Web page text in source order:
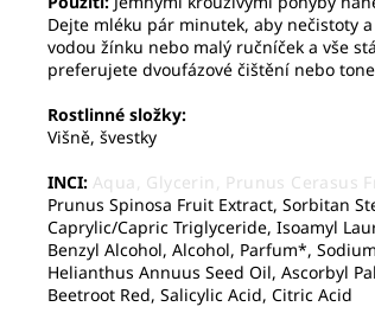
Dejte mléku pár minutek, aby nečistoty
vodou žínku nebo malý ručníček a vše
preferujete dvoufázové čištění nebo
Rostlinné složky:
Višně, švestky
INCI: Aqua, Glycerin, Prunus Cerasus
Prunus Spinosa Fruit Extract, Sorbitan
Caprylic/Capric Triglyceride, Isoamyl
Benzyl Alcohol, Alcohol, Parfum*,
Helianthus Annuus Seed Oil, Ascorbyl
Beetroot Red, Salicylic Acid, Citric Acid